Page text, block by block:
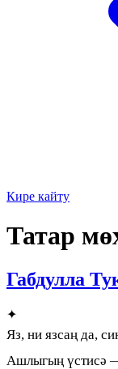
Кире кайту
Татар
Габдулла
✦
Яз, ни язсаң да,
Ашлыгың үстисә